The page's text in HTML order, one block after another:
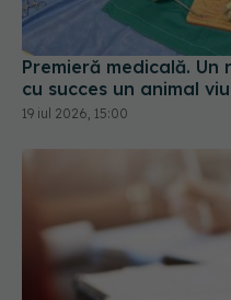
19 iul 2026, 15:00